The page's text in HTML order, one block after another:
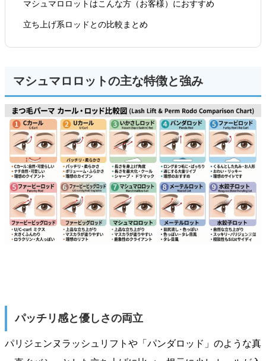
マシュマロロットはこんな方（お客様）におすすめ
立ち上げ系ロッドとの比較まとめ
マシュマロロットの主な特徴と強み
パッチリ感と優しさの両立
パリジェンヌラッシュリフトや「パンダロッド」のような真